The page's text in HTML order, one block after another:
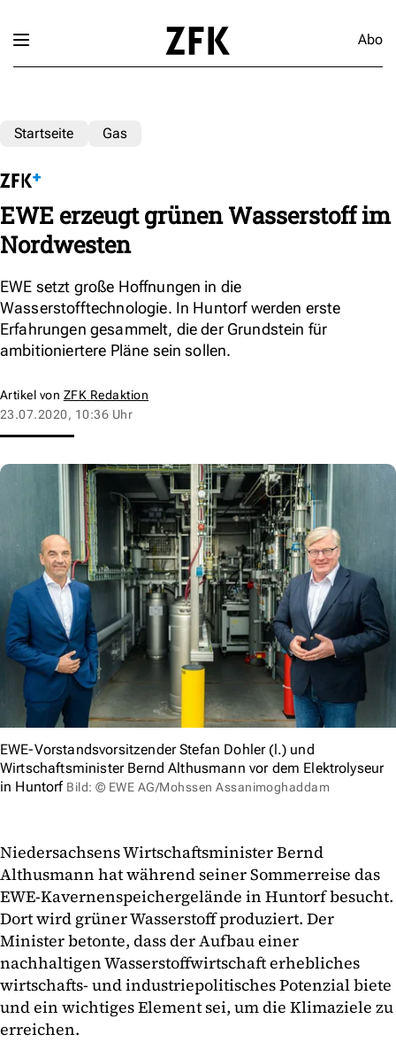
Abo
Startseite Gas
EWE erzeugt grünen Wasserstoff im
Nordwesten
EWE setzt große Hoffnungen in die
Wasserstofftechnologie. In Huntorf werden erste
Erfahrungen gesammelt, die der Grundstein für
ambitioniertere Pläne sein sollen.
Artikel von ZFK Redaktion
23.07.2020, 10:36 Uhr
EWE-Vorstandsvorsitzender Stefan Dohler (l.) und
Wirtschaftsminister Bernd Althusmann vor dem Elektrolyseur
in Huntorf Bild: © EWE AG/Mohssen Assanimoghaddam
Niedersachsens Wirtschaftsminister Bernd
Althusmann hat während seiner Sommerreise das
EWE-Kavernenspeichergelände in Huntorf besucht.
Dort wird grüner Wasserstoff produziert. Der
Minister betonte, dass der Aufbau einer
nachhaltigen Wasserstoffwirtschaft erhebliches
wirtschafts- und industriepolitisches Potenzial biete
und ein wichtiges Element sei, um die Klimaziele zu
erreichen.